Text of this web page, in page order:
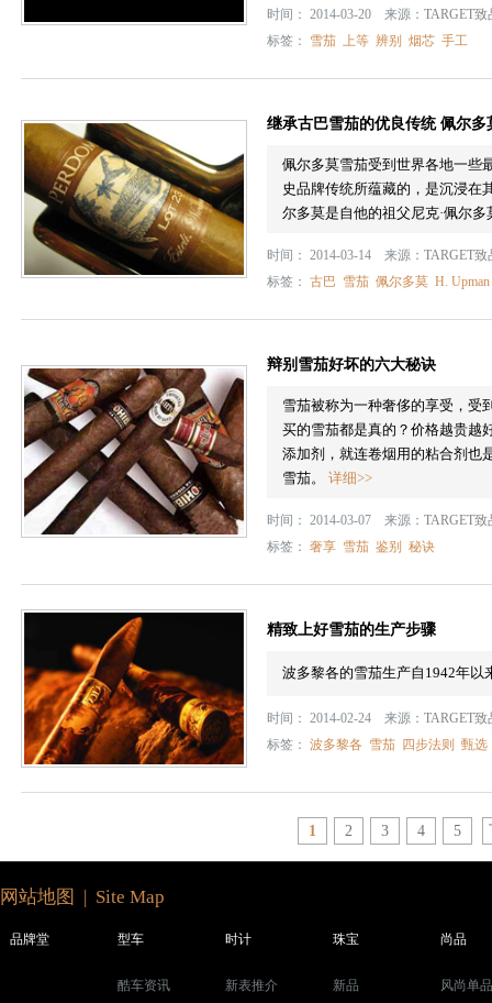
时间： 2014-03-20 来源： TARGET致
标签： 雪茄 上等 辨别 烟芯 手工
继承古巴雪茄的优良传统 佩尔多
佩尔多莫雪茄受到世界各地一些
史品牌传统所蕴藏的，是沉浸在
尔多莫是自他的祖父尼克·佩尔
时间： 2014-03-14 来源： TARGET致
标签： 古巴 雪茄 佩尔多莫 H. Upman
辩别雪茄好坏的六大秘诀
雪茄被称为一种奢侈的享受，受
买的雪茄都是真的？价格越贵越
添加剂，就连卷烟用的粘合剂也
雪茄。 详细>>
时间： 2014-03-07 来源： TARGET致
标签： 奢享 雪茄 鉴别 秘诀
精致上好雪茄的生产步骤
波多黎各的雪茄生产自1942年
时间： 2014-02-24 来源： TARGET致
标签： 波多黎各 雪茄 四步法则 甄选
1 2 3 4 5
网站地图 | Site Map
品牌堂 型车 时计 珠宝 尚品
酷车资讯 新表推介 新品 风尚单品